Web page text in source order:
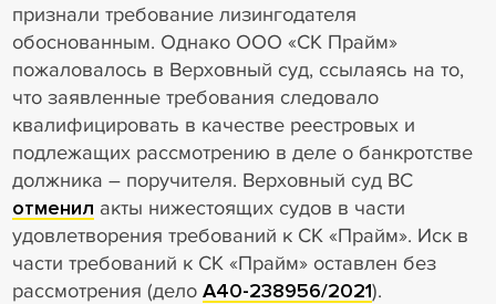
признали требование лизингодателя
обоснованным. Однако ООО «СК Прайм»
пожаловалось в Верховный суд, ссылаясь на то,
что заявленные требования следовало
квалифицировать в качестве реестровых и
подлежащих рассмотрению в деле о банкротстве
должника – поручителя. Верховный суд ВС
отменил акты нижестоящих судов в части
удовлетворения требований к СК «Прайм». Иск в
части требований к СК «Прайм» оставлен без
рассмотрения (дело А40-238956/2021).